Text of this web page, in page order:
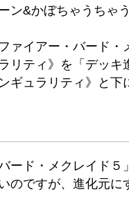
ン&かぼちゃうちゃ
ァイアー・バード・
リティ》を「デッキ
ギュラリティ》と下
ード・メクレイド５
のですが、進化元に